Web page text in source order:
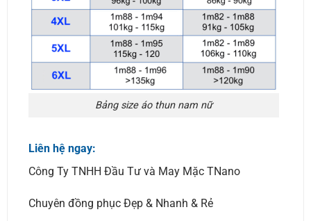
Bảng size áo thun nam nữ
Liên hệ ngay:
Công Ty TNHH Đầu Tư và May Mặc TNano
Chuyên đồng phục Đẹp & Nhanh & Rẻ